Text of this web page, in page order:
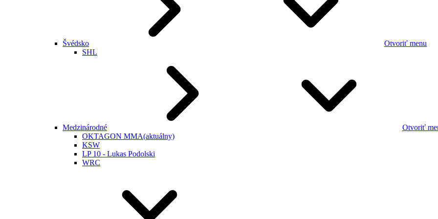
Švédsko
Otvoriť menu
SHL
Medzinárodné
Otvoriť
OKTAGON MMA(aktuálny)
KSW
LP 10 - Lukas Podolski
WRC